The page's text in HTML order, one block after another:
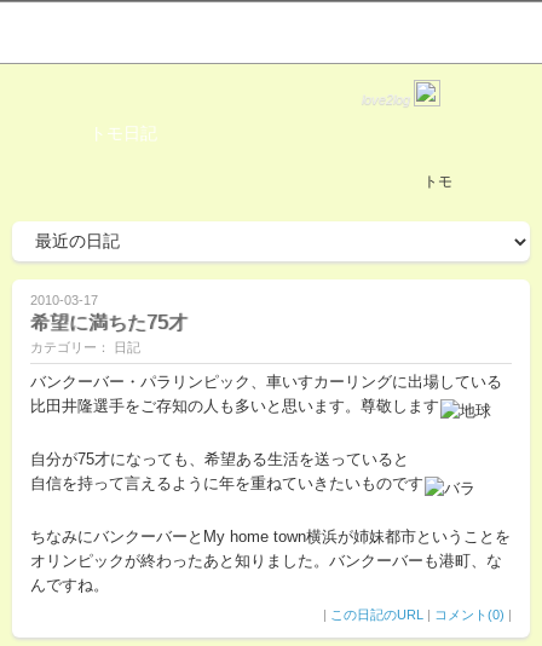
love2log
トモ日記
トモ
2010-03-17
希望に満ちた75才
カテゴリー： 日記
バンクーバー・パラリンピック、車いすカーリングに出場している
比田井隆選手をご存知の人も多いと思います。尊敬します
自分が75才になっても、希望ある生活を送っていると
自信を持って言えるように年を重ねていきたいものです
ちなみにバンクーバーとMy home town横浜が姉妹都市ということを
オリンピックが終わったあと知りました。バンクーバーも港町、な
んですね。
| この日記のURL | コメント(0) |